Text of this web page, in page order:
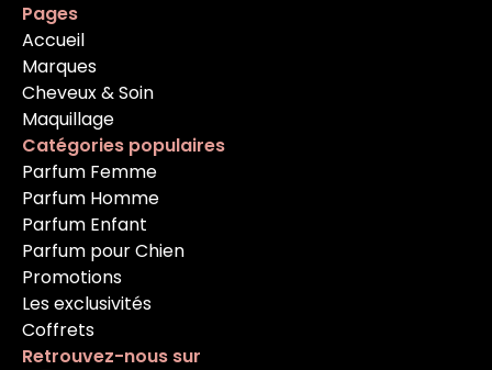
Pages
Accueil
Marques
Cheveux & Soin
Maquillage
Catégories populaires
Parfum Femme
Parfum Homme
Parfum Enfant
Parfum pour Chien
Promotions
Les exclusivités
Coffrets
Retrouvez-nous sur